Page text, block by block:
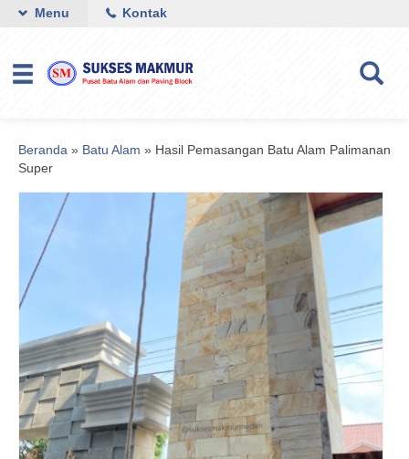
Menu Kontak
Beranda » Batu Alam » Hasil Pemasangan Batu Alam Palimanan
Super